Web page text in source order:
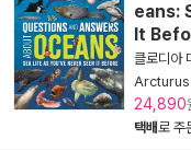
eans:
It
클로디아
24,890
택배로 주